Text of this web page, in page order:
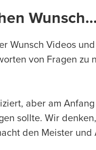
Wunsch…
Wunsch Videos
von Fragen zu
aber am
sollte. Wir
den Meister und